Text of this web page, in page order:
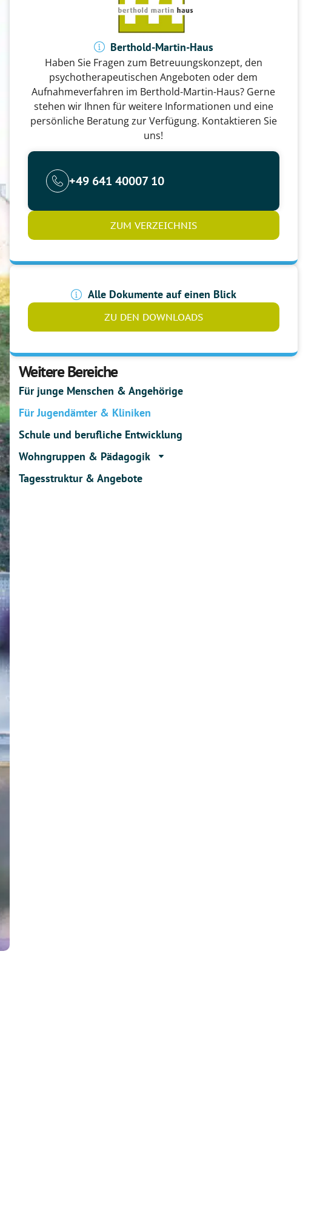
Berthold-Martin-Haus
Haben Sie Fragen zum Betreuungskonzept, den
psychotherapeutischen Angeboten oder dem
Aufnahmeverfahren im Berthold-Martin-Haus? Gerne
stehen wir Ihnen für weitere Informationen und eine
persönliche Beratung zur Verfügung. Kontaktieren Sie
uns!
+49 641 40007 10
ZUM VERZEICHNIS
Alle Dokumente auf einen Blick
ZU DEN DOWNLOADS
Weitere Bereiche
Für junge Menschen & Angehörige​
Für Jugendämter & Kliniken
Schule und berufliche Entwicklung
Wohngruppen & Pädagogik
Tagesstruktur & Angebote